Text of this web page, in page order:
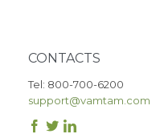
CONTACTS
Tel: 800-700-6200
support@vamtam.com
  